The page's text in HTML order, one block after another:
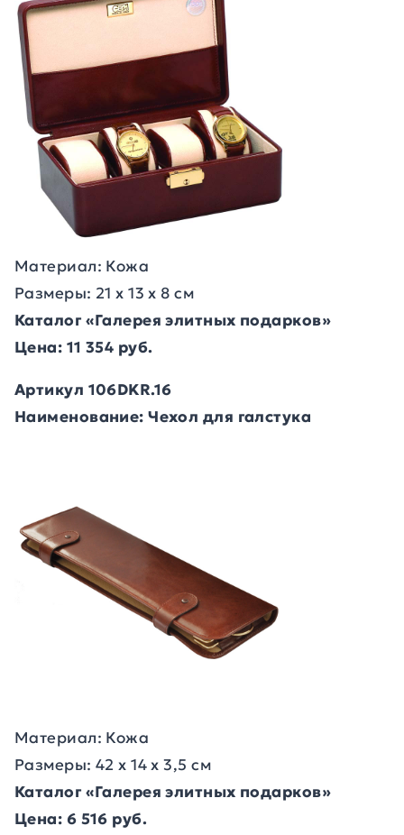
Материал: Кожа
Размеры: 21 х 13 х 8 см
Каталог «Галерея элитных подарков»
Цена: 11 354 руб.
Артикул 106DKR.16
Наименование: Чехол для галстука
Материал: Кожа
Размеры: 42 х 14 х 3,5 см
Каталог «Галерея элитных подарков»
Цена: 6 516 руб.